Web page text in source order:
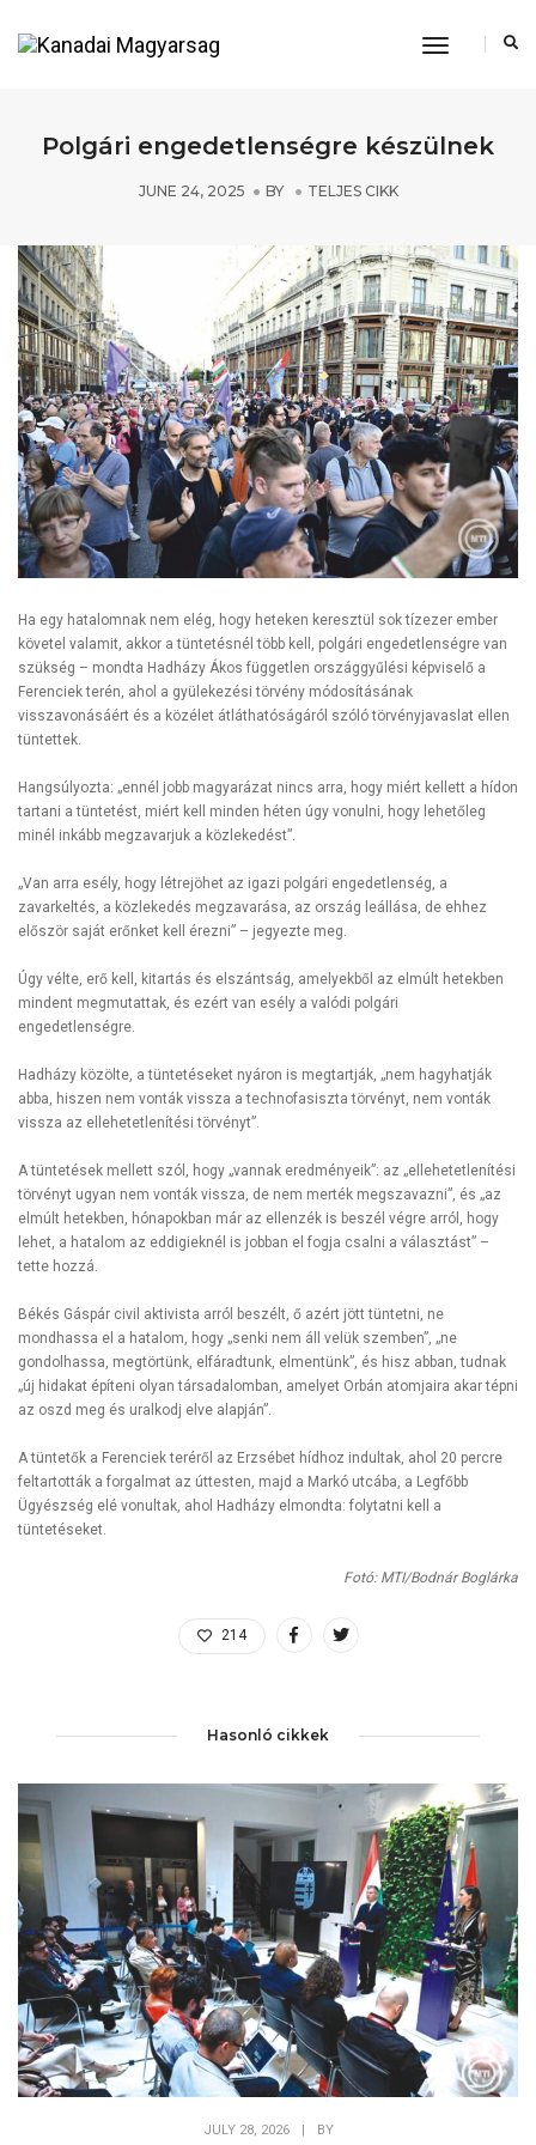
Toggle
Polgári engedetlenségre készülnek
JUNE 24, 2025 BY TELJES CIKK
Ha egy hatalomnak nem elég, hogy heteken keresztül sok tízezer ember
követel valamit, akkor a tüntetésnél több kell, polgári engedetlenségre van
szükség – mondta Hadházy Ákos független országgyűlési képviselő a
Ferenciek terén, ahol a gyülekezési törvény módosításának
visszavonásáért és a közélet átláthatóságáról szóló törvényjavaslat ellen
tüntettek.
Hangsúlyozta: „ennél jobb magyarázat nincs arra, hogy miért kellett a hídon
tartani a tüntetést, miért kell minden héten úgy vonulni, hogy lehetőleg
minél inkább megzavarjuk a közlekedést”.
„Van arra esély, hogy létrejöhet az igazi polgári engedetlenség, a
zavarkeltés, a közlekedés megzavarása, az ország leállása, de ehhez
először saját erőnket kell érezni” – jegyezte meg.
Úgy vélte, erő kell, kitartás és elszántság, amelyekből az elmúlt hetekben
mindent megmutattak, és ezért van esély a valódi polgári
engedetlenségre.
Hadházy közölte, a tüntetéseket nyáron is megtartják, „nem hagyhatják
abba, hiszen nem vonták vissza a technofasiszta törvényt, nem vonták
vissza az ellehetetlenítési törvényt”.
A tüntetések mellett szól, hogy „vannak eredményeik”: az „ellehetetlenítési
törvényt ugyan nem vonták vissza, de nem merték megszavazni”, és „az
elmúlt hetekben, hónapokban már az ellenzék is beszél végre arról, hogy
lehet, a hatalom az eddigieknél is jobban el fogja csalni a választást” –
tette hozzá.
Békés Gáspár civil aktivista arról beszélt, ő azért jött tüntetni, ne
mondhassa el a hatalom, hogy „senki nem áll velük szemben”, „ne
gondolhassa, megtörtünk, elfáradtunk, elmentünk”, és hisz abban, tudnak
„új hidakat építeni olyan társadalomban, amelyet Orbán atomjaira akar tépni
az oszd meg és uralkodj elve alapján”.
A tüntetők a Ferenciek teréről az Erzsébet hídhoz indultak, ahol 20 percre
feltartották a forgalmat az úttesten, majd a Markó utcába, a Legfőbb
Ügyészség elé vonultak, ahol Hadházy elmondta: folytatni kell a
tüntetéseket.
Fotó: MTI/Bodnár Boglárka
214
Hasonló cikkek
JULY 28, 2026 | BY